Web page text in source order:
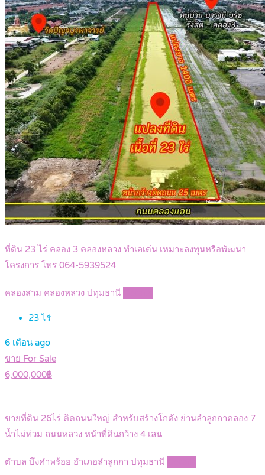
ที่ดิน 23 ไร่ คลอง 3 คลองหลวง ทำเลเด่น เหมาะลงทุนหรือพัฒนา
โครงการ โทร 064-5939524
คลองสาม คลองหลวง ปทุมธานี
23 ไร่
6 เดือน ago
ขาย For Sale
6,000,000฿
ขายที่ดิน 26ไร่ ติดถนนใหญ่ สำหรับสร้างโกดัง ย่านลำลูกกาคลอง 7
น้ำไม่ท่วม ถนนหลวง หน้าที่ดินกว้าง 4 เลน
ตำบล บึงคำพร้อย อำเภอลำลูกกา ปทุมธานี